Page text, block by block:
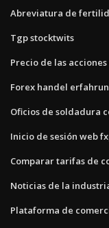
Abreviatura de
Tgp stocktwits
Precio de las
Forex handel
Oficios de soldadura
Inicio de sesión web
Comparar tarifas de
Noticias de la
Plataforma de